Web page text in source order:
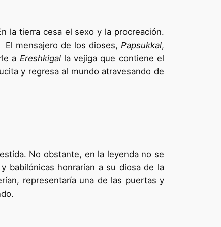
la tierra cesa el sexo y la procreación.
El mensajero de los dioses, Papsukkal,
a Ereshkigalla vejiga que contiene el
y regresa al mundo atravesando de
No obstante, en la leyenda no se
y babilónicas honrarían a su diosa de la
representaría una de las puertas y